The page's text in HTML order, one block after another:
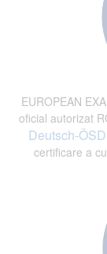
EUROPEAN
oficial autorizat
Deutsch-
certificare a